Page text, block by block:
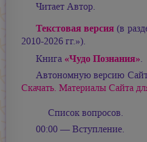
Читает Автор.
Текстовая версия(в
2010-2026 гг.»).
Книга «Чудо Познания».
Автономную версию
Скачать. Материалы Сайта
Список вопросов.
00:00 — Вступление.